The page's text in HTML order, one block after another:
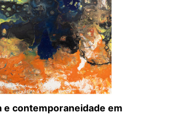
contemporaneidade em